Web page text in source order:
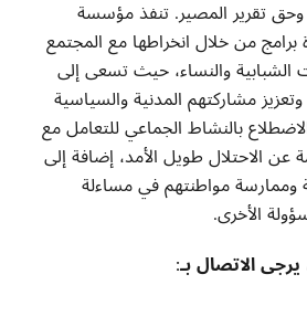
وحق تقرير المصير. تنفذ مؤسسة
من خلال انخراطها مع المجتمع
الشبابية والنساء، حيث تسعى إلى
مشاركتهم المدنية والسياسية
بالنشاط الجماعي للتعامل مع
عن الاحتلال طويل الأمد، إضافة إلى
وممارسة مواطنتهم في مساءلة
الأخرى.
الاتصال بـ: